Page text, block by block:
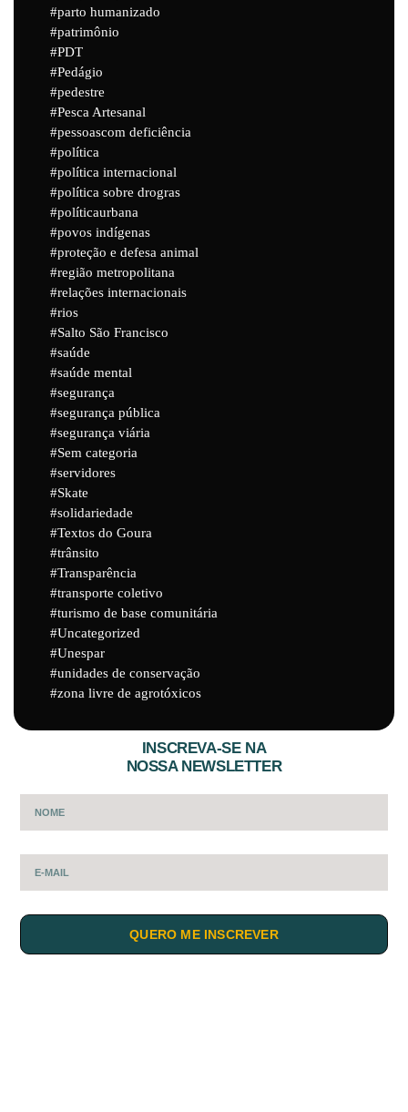
parto humanizado
patrimônio
PDT
Pedágio
pedestre
Pesca Artesanal
pessoascom deficiência
política
política internacional
política sobre drogras
políticaurbana
povos indígenas
proteção e defesa animal
região metropolitana
relações internacionais
rios
Salto São Francisco
saúde
saúde mental
segurança
segurança pública
segurança viária
Sem categoria
servidores
Skate
solidariedade
Textos do Goura
trânsito
Transparência
transporte coletivo
turismo de base comunitária
Uncategorized
Unespar
unidades de conservação
zona livre de agrotóxicos
INSCREVA-SE NA
NOSSA NEWSLETTER
QUERO ME INSCREVER